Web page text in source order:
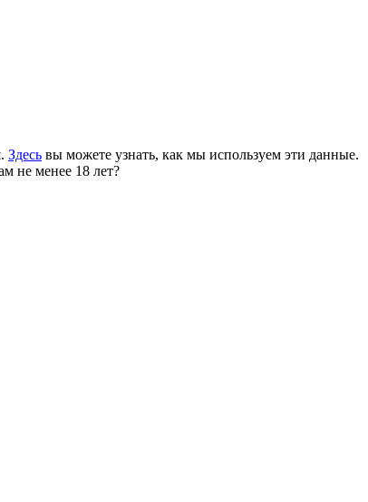
Здесь вы можете узнать, как мы используем эти данные.
не менее 18 лет?